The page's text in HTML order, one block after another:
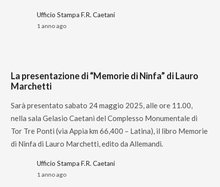
Ufficio Stampa F.R. Caetani
1 anno ago
La presentazione di “Memorie di Ninfa” di Lauro
Marchetti
Sarà presentato sabato 24 maggio 2025, alle ore 11.00,
nella sala Gelasio Caetani del Complesso Monumentale di
Tor Tre Ponti (via Appia km 66,400 – Latina), il libro Memorie
di Ninfa di Lauro Marchetti, edito da Allemandi.
Ufficio Stampa F.R. Caetani
1 anno ago